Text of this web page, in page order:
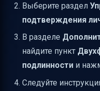
Выберите раздел
подтверждения
В разделе
найдите пункт
подлинности и
Следуйте